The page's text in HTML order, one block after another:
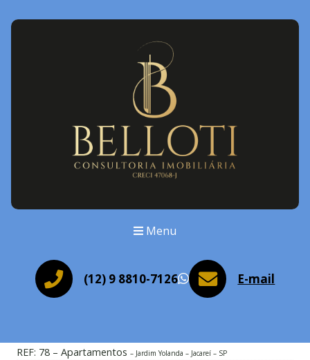
Menu
(12) 9 8810-7126 WhatsApp
E-mail
REF: 78 – Apartamentos Jardim Yolanda – Jacareí – SP